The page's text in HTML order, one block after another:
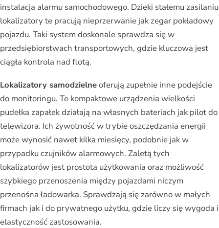
instalacja alarmu samochodowego. Dzięki stałemu zasilaniu
lokalizatory te pracują nieprzerwanie jak zegar pokładowy
pojazdu. Taki system doskonale sprawdza się w
przedsiębiorstwach transportowych, gdzie kluczowa jest
ciągła kontrola nad flotą.
Lokalizatory samodzielneoferują zupełnie inne podejście
do monitoringu. Te kompaktowe urządzenia wielkości
pudełka zapałek działają na własnych bateriach jak pilot do
telewizora. Ich żywotność w trybie oszczędzania energii
może wynosić nawet kilka miesięcy, podobnie jak w
przypadku czujników alarmowych. Zaletą tych
lokalizatorów jest prostota użytkowania oraz możliwość
szybkiego przenoszenia między pojazdami niczym
przenośna ładowarka. Sprawdzają się zarówno w małych
firmach jak i do prywatnego użytku, gdzie liczy się wygoda i
elastyczność zastosowania.